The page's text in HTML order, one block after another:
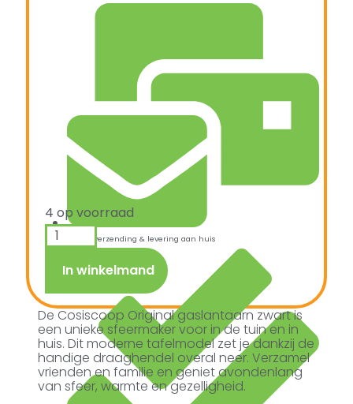
Snelle verzending & levering aan huis
4 op voorraad
In winkelmand
De Cosiscoop Original gaslantaarn zwart is
een unieke sfeermaker voor in de tuin en in
huis. Dit moderne tafelmodel zet je dankzij de
handige draaghendel overal neer. Verzamel
vrienden en familie en geniet avondenlang
van sfeer, warmte en gezelligheid.